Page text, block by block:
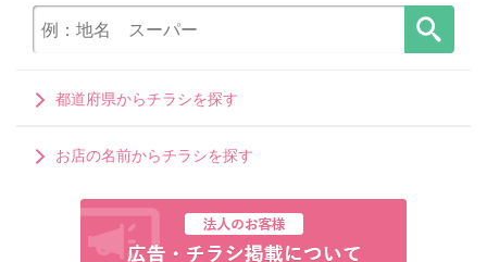
都道府県からチラシを探す
お店の名前からチラシを探す